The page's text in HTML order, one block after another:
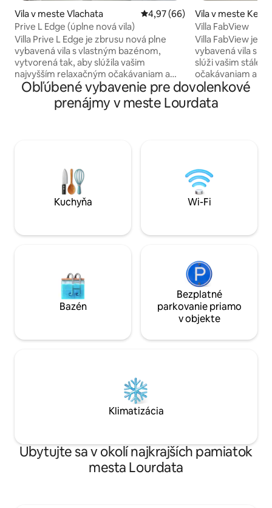
Vila v meste Vlachata Priemerné ohodnotenie 4,97
4,97 (66)
Prive L Edge (úplne nová vila)
Villa Prive L Edge je zbrusu nová plne
vybavená vila s vlastným bazénom,
vytvorená tak, aby slúžila vašim
najvyšším relaxačným očakávaniam a
ponúka dokonalé miesto pre vašu
ideálnu luxusnú letnú dovolenku. Buď
cestujete so svojím partnerom alebo
od hlavného mesta Kefalonia Argostoli a
5 minút od najbližšej pláže.
Vila v meste
Villa FabView
Villa FabView je
vybavená vila s
slúži vašim stále
očakávaniam a
pre vašu ideálnu
dovolenku. Či už
priateľmi,
hlavného mesta
autom od
Obľúbené vybavenie pre dovolenkové
prenájmy v meste Lourdata
Kuchyňa Wi-Fi
Bazén
Bezplatné
parkovanie priamo
v objekte
Klimatizácia
Ubytujte sa v okolí najkrajších pamiatok
mesta Lourdata